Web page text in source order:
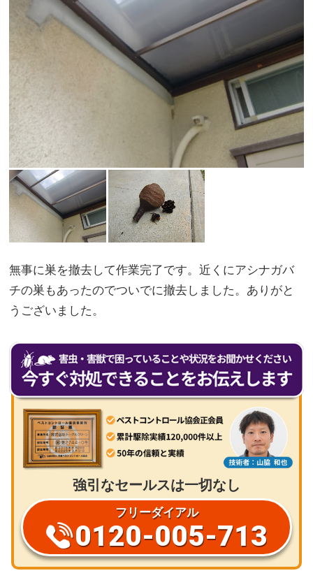
無事に巣を撤去して作業完了です。近くにアシナガバ
チの巣もあったのでついでに撤去しました。ありがと
うございました。
強引なセールスは一切なし
フリーダイアル
0120-005-713